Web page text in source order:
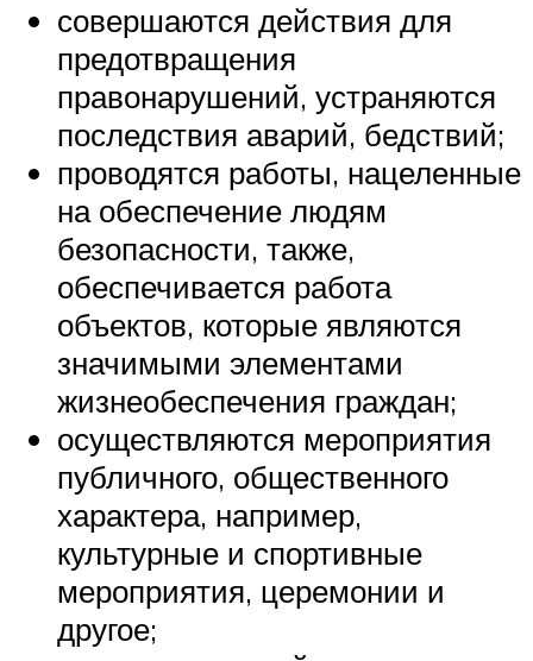
совершаются действия для
предотвращения
правонарушений, устраняются
последствия аварий, бедствий;
проводятся работы, нацеленные
на обеспечение людям
безопасности, также,
обеспечивается работа
объектов, которые являются
значимыми элементами
жизнеобеспечения граждан;
осуществляются мероприятия
публичного, общественного
характера, например,
культурные и спортивные
мероприятия, церемонии и
другое;